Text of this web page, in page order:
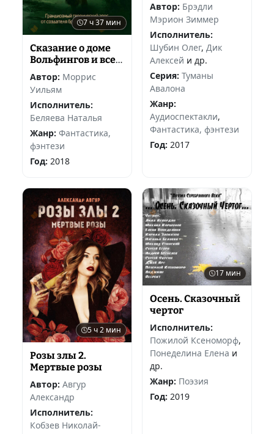
7 ч 37 мин
Сказание о доме
Вольфингов и всех
изложенное в
стихах и прозе
Автор: Моррис
Уильям
Исполнитель:
Беляева Наталья
Жанр: Фантастика,
фэнтези
Год: 2018
Автор: Брэдли
Мэрион Зиммер
Исполнитель:
Шубин Олег, Дик
Алексей и др.
Серия: Туманы
Авалона
Жанр:
Аудиоспектакли,
Фантастика, фэнтези
Год: 2017
5 ч 2 мин
Розы злы 2.
Мертвые розы
Автор: Авгур
Александр
Исполнитель:
Кобзев Николай-
17 мин
Осень. Сказочный
чертог
Исполнитель:
Пожилой Ксеноморф,
Понеделина Елена и
др.
Жанр: Поэзия
Год: 2019